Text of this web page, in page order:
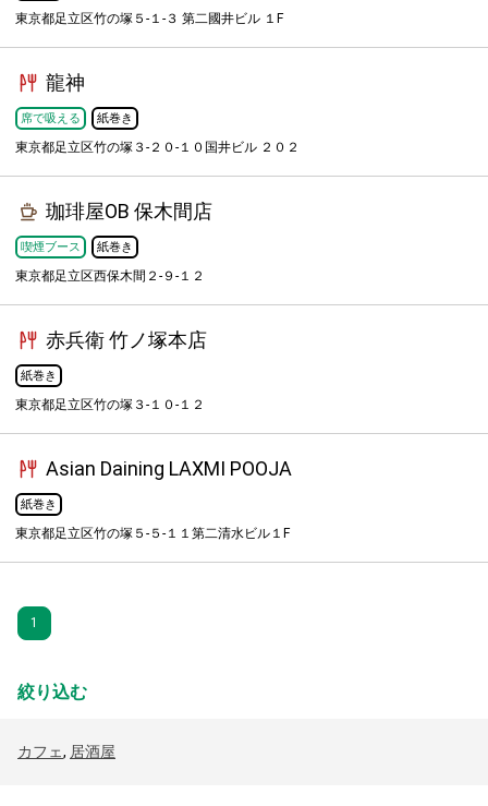
東京都足立区竹の塚５-１-３ 第二國井ビル １F
龍神
席で吸える 紙巻き
東京都足立区竹の塚３-２０-１０国井ビル ２０２
珈琲屋OB 保木間店
喫煙ブース 紙巻き
東京都足立区西保木間２-９-１２
赤兵衛 竹ノ塚本店
紙巻き
東京都足立区竹の塚３-１０-１２
Asian Daining LAXMI POOJA
紙巻き
東京都足立区竹の塚５-５-１１第二清水ビル１F
1
絞り込む
カフェ, 居酒屋